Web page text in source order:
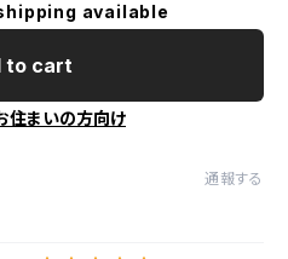
available
to cart
住まいの方向け
通報する